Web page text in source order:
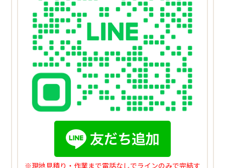
※現地見積り・作業まで電話なしでラインのみで完結す